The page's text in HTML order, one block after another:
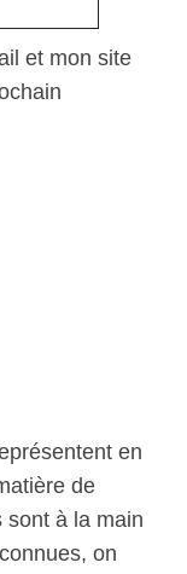
et mon site
en
de
sont à la main
on